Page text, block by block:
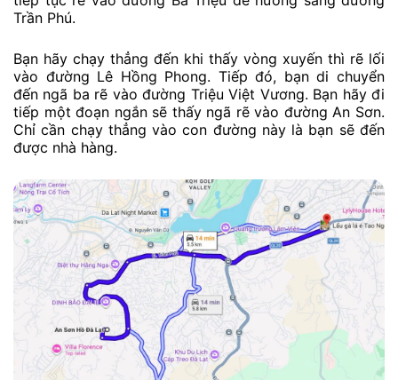
Trần Phú.
Bạn hãy chạy thẳng đến khi thấy vòng xuyến thì rẽ lối
vào đường Lê Hồng Phong. Tiếp đó, bạn di chuyển
đến ngã ba rẽ vào đường Triệu Việt Vương. Bạn hãy đi
tiếp một đoạn ngắn sẽ thấy ngã rẽ vào đường An Sơn.
Chỉ cần chạy thẳng vào con đường này là bạn sẽ đến
được nhà hàng.